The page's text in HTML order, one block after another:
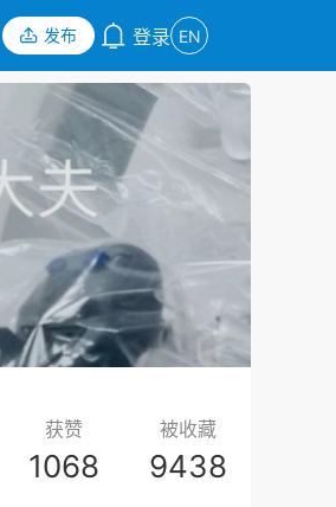
发布 登录 EN
获赞
1068
被收藏
9438